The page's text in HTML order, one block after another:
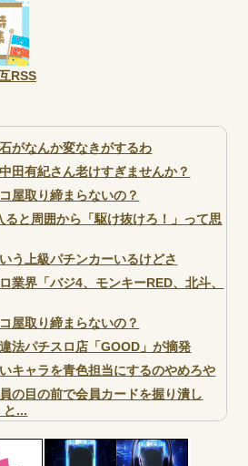
RSS
がなんか変なきがするわ
田有紀さん老けすぎませんか？
屋取り締まらないの？
と周囲から「駆け抜けろ！」って思
う上級パチンカーいるけどさ
業界「バジ4、モンキーRED、北斗、
屋取り締まらないの？
法パチスロ店「GOOD」が摘発
キャラを青色担当にするのやめろや
の目の前で会員カードを握り潰し
と...